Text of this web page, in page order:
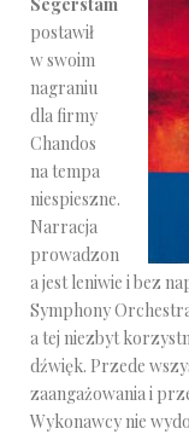
postawił
w swoim
nagraniu
dla firmy
Chandos
na tempa
niespieszne.
Narracja
prowadzon
a jest leniwie i bez
Symphony
a tej niezbyt
dźwięk. Przede
zaangażowania i
Wykonawcy nie